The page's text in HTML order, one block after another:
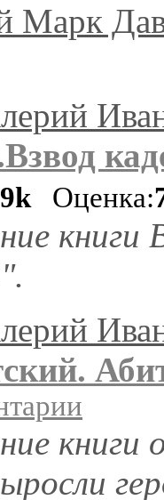
Марк
Оценка:
книги
книги